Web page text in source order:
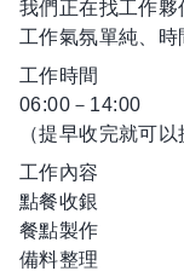
我們正在找工作夥
工作氣氛單純、
工作時間
06:00－14:00
（提早收完就可以
工作內容
點餐收銀
餐點製作
備料整理